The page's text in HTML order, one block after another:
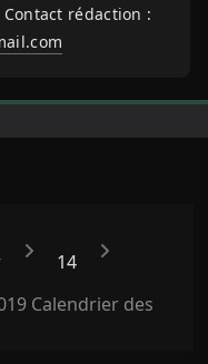
rédaction :
14
Calendrier des